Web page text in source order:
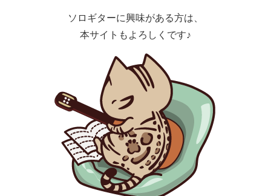
ソロギターに興味がある方は、
本サイトもよろしくです♪